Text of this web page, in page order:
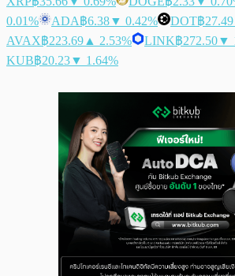
0.01%
ADA฿6.38▼ 0.42% DOT฿27.49
AVAX฿223.69 ▲ 2.53% LINK฿272.50▼
KUB฿20.23▼ 1.64%